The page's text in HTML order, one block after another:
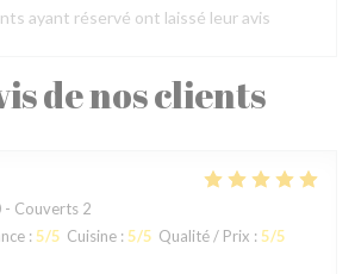
de nos clients
- Couverts 2
: 5/5 Cuisine : 5/5 Qualité / Prix : 5/5
ayant réservé ont laissé leur avis